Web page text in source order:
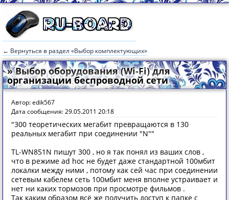
← Вернуться в раздел «Выбор комплектующих»
» Выбор оборудования (Wi-Fi) для
организации беспроводной сети
Автор: edik567
Дата сообщения: 29.05.2011 20:18
"300 теоретических мегабит превращаются в 130
реальных мегабит при соединении "N""
TL-WN851N пишут 300 , но я так понял из ваших слов ,
что в режиме ad hoc не будет даже стандартной 100мбит
локалки между ними , потому как сей час при соединении
сетевым кабелем сеть 100мбит меня вполне устраивает и
нет ни каких тормозов при просмотре фильмов .
Так каким образом всё же получить доступ к папке с